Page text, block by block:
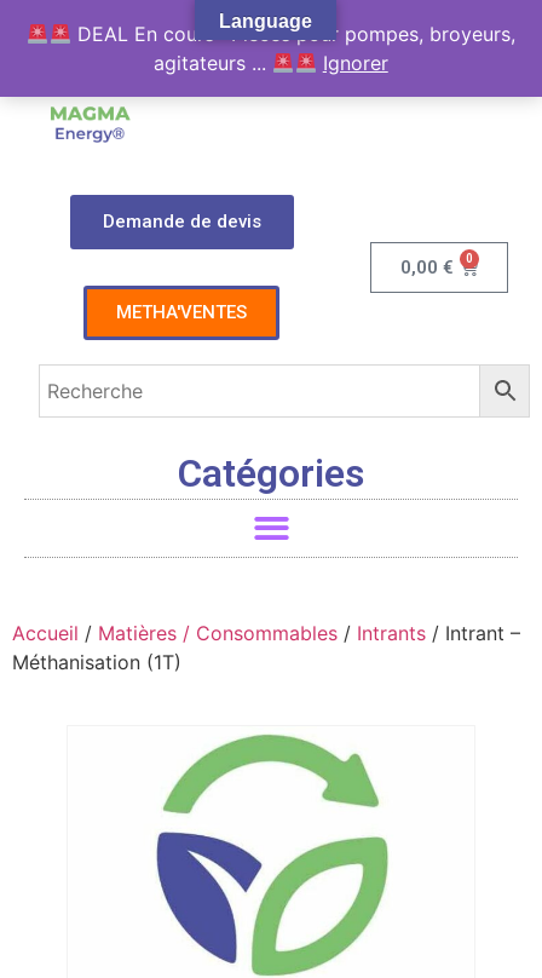
Demande de devis
METHA'VENTES
0,00€ 0
Catégories
Accueil / Matières / Consommables / Intrants / Intrant –
Méthanisation (1T)
Language
DEAL En cours : Pièces pour pompes, broyeurs,
agitateurs ...
Ignorer